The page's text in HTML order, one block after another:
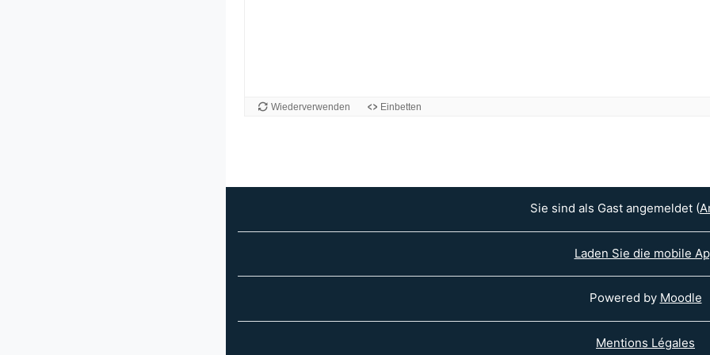
Sie sind als Gast angemeldet (
Laden Sie die mobile
Powered by Moodle
Mentions Légales